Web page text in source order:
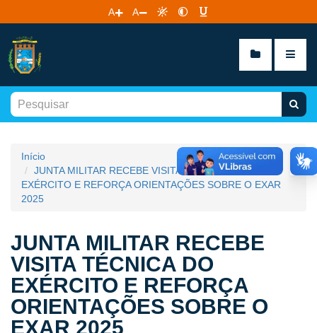
A A
Início
JUNTA MILITAR RECEBE VISITA TÉCNICA DO
EXÉRCITO E REFORÇA ORIENTAÇÕES SOBRE O EXAR
2025
JUNTA MILITAR RECEBE
VISITA TÉCNICA DO
EXÉRCITO E REFORÇA
ORIENTAÇÕES SOBRE O
EXAR 2025